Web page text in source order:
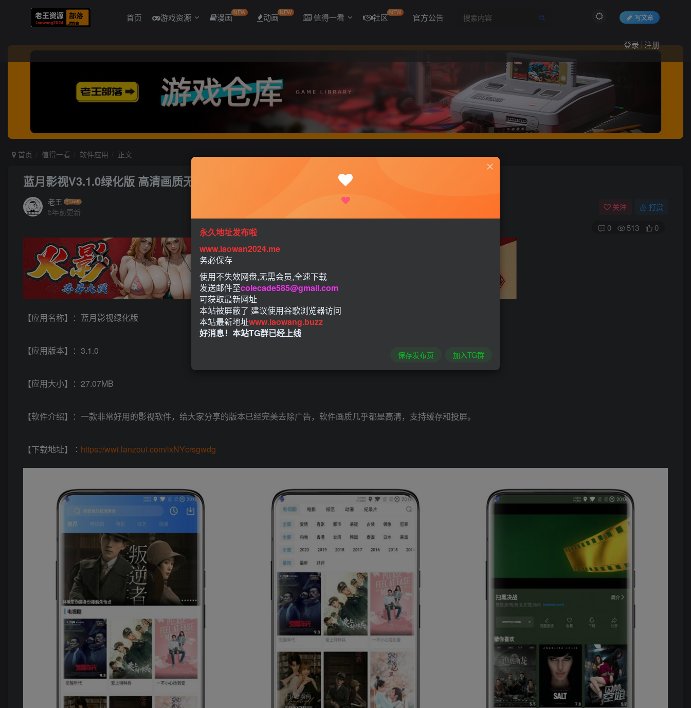
首页 游戏资源 漫画NEW 动画 NEW 值得一看 社区NEW 官方公告 写文章
登录 注册
首页 值得一看 软件应用 正文
蓝月影视V3.1.0绿化版 高清画质无广告
老王
5年前更新
关注 打赏
0 513 0
【应用名称】：蓝月影视绿化版
【应用版本】：3.1.0
【应用大小】：27.07MB
【软件介绍】：一款非常好用的影视软件，给大家分享的版本已经完美去除广告，软件画质几乎都是高清，支持缓存和投屏。
【下载地址】∶ https://wwi.lanzoui.com/ixNYcrsgwdg
永久地址发布啦
www.laowan2024.me
务必保存
使用不失效网盘,无需会员,全速下载
发送邮件至colecade585@gmail.com
可获取最新网址
本站被屏蔽了 建议使用谷歌浏览器访问
本站最新地址www.laowang.buzz
好消息！本站TG群已经上线
保存发布页 加入TG群